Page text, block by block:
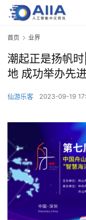
首页 业界
潮起正是扬帆
地 成功举办先
仙游乐客 2023-09-19